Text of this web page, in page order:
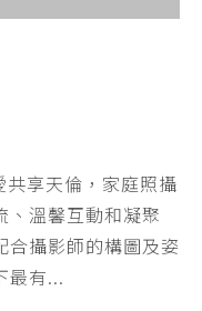
享天倫，家庭照攝
、溫馨互動和凝聚
合攝影師的構圖及姿
最有...